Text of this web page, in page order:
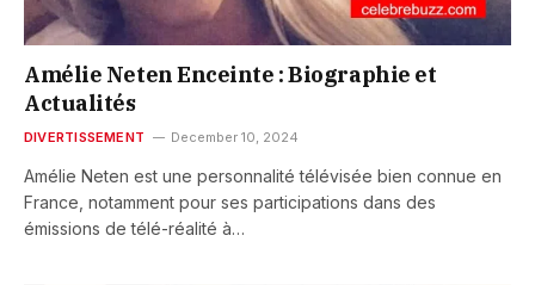
Amélie Neten Enceinte : Biographie et
Actualités
DIVERTISSEMENT December 10, 2024
Amélie Neten est une personnalité télévisée bien connue en
France, notamment pour ses participations dans des
émissions de télé-réalité à…